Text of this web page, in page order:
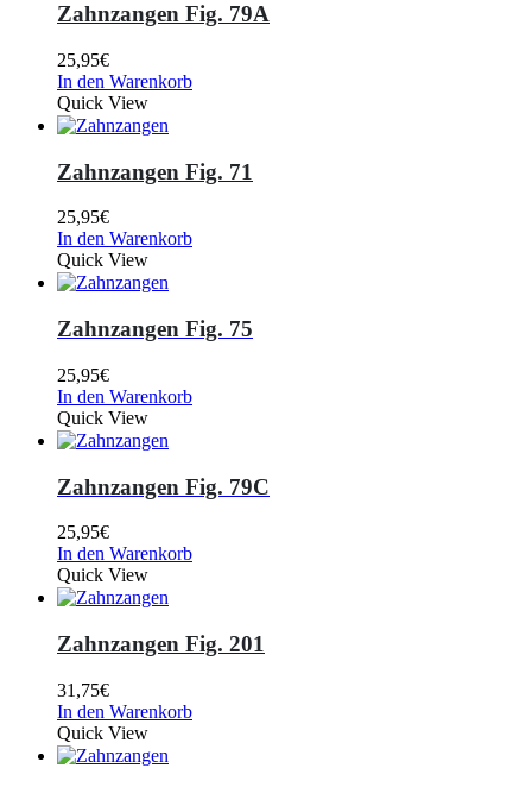
Zahnzangen Fig. 79A
25,95€
In den Warenkorb
Quick View
Zahnzangen Fig. 71
25,95€
In den Warenkorb
Quick View
Zahnzangen Fig. 75
25,95€
In den Warenkorb
Quick View
Zahnzangen Fig. 79C
25,95€
In den Warenkorb
Quick View
Zahnzangen Fig. 201
31,75€
In den Warenkorb
Quick View